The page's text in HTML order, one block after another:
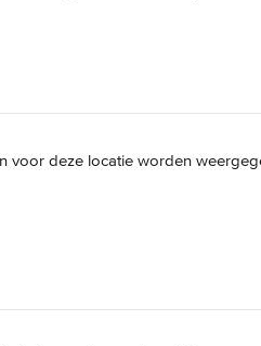
voor deze locatie worden